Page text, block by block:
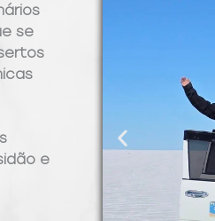
se
e